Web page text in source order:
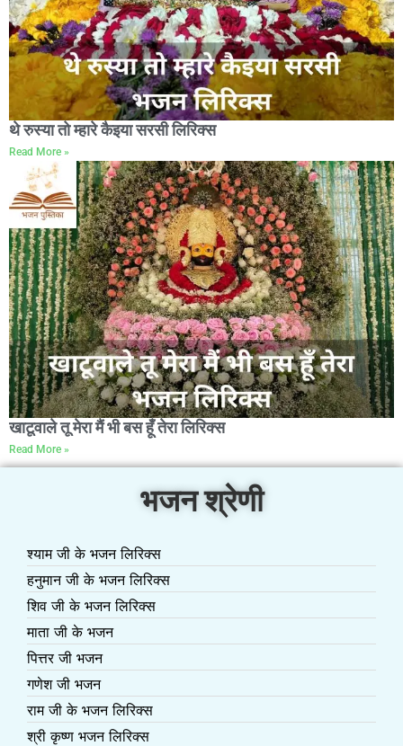
थे रुस्या तो म्हारे कैइया सरसी लिरिक्स
Read More »
खाटूवाले तू मेरा मैं भी बस हूँ तेरा लिरिक्स
Read More »
भजन श्रेणी
श्याम जी के भजन लिरिक्स
हनुमान जी के भजन लिरिक्स
शिव जी के भजन लिरिक्स
माता जी के भजन
पित्तर जी भजन
गणेश जी भजन
राम जी के भजन लिरिक्स
श्री कृष्ण भजन लिरिक्स